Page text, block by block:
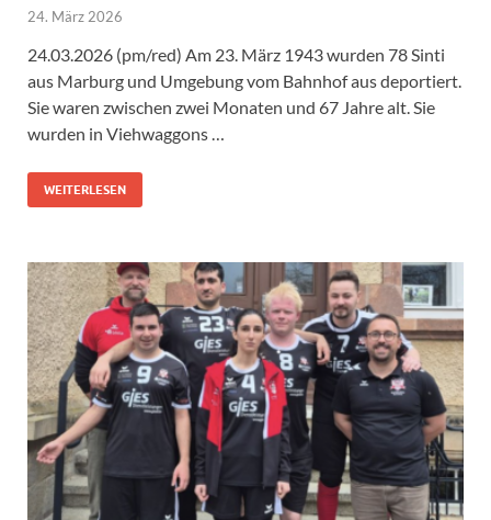
24. März 2026
24.03.2026 (pm/red) Am 23. März 1943 wurden 78 Sinti
aus Marburg und Umgebung vom Bahnhof aus deportiert.
Sie waren zwischen zwei Monaten und 67 Jahre alt. Sie
wurden in Viehwaggons …
WEITERLESEN